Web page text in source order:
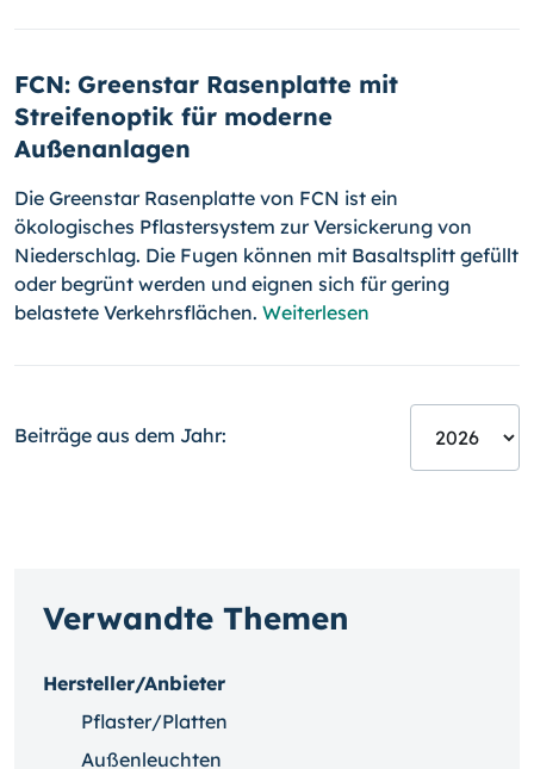
FCN: Greenstar Rasenplatte mit
Streifenoptik für moderne
Außenanlagen
Die Greenstar Rasenplatte von FCN ist ein
ökologisches Pflastersystem zur Versickerung von
Niederschlag. Die Fugen können mit Basaltsplitt gefüllt
oder begrünt werden und eignen sich für gering
belastete Verkehrsflächen. Weiterlesen
Beiträge aus dem Jahr:
Verwandte Themen
Hersteller/Anbieter
Pflaster/Platten
Außenleuchten